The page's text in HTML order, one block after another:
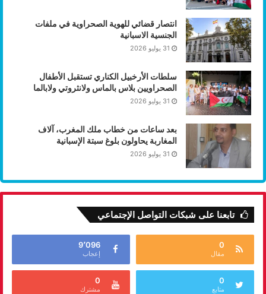
انتصار قضائي للهوية الصحراوية في ملفات
الجنسية الاسبانية
31 يوليو 2026
سلطات الأرخبيل الكناري تستقبل الأطفال
الصحراويين بلاس بالماس ولانثروتي ولابالما
31 يوليو 2026
بعد ساعات من خطاب ملك المغرب، آلاف
المغاربة يحاولون بلوغ سبتة الإسبانية
31 يوليو 2026
تابعنا على شبكات التواصل الإجتماعي
0
مقال
9٬096
إعجاب
0
متابع
0
مشترك